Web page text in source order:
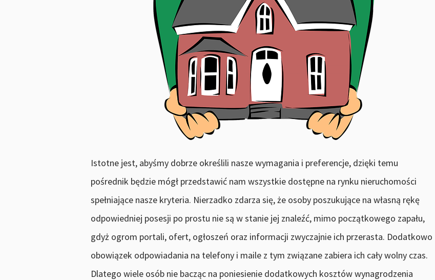
Istotne jest, abyśmy dobrze określili nasze wymagania i preferencje, dzięki temu
pośrednik będzie mógł przedstawić nam wszystkie dostępne na rynku nieruchomości
spełniające nasze kryteria. Nierzadko zdarza się, że osoby poszukujące na własną rękę
odpowiedniej posesji po prostu nie są w stanie jej znaleźć, mimo początkowego zapału,
gdyż ogrom portali, ofert, ogłoszeń oraz informacji zwyczajnie ich przerasta. Dodatkowo
obowiązek odpowiadania na telefony i maile z tym związane zabiera ich cały wolny czas.
Dlatego wiele osób nie bacząc na poniesienie dodatkowych kosztów wynagrodzenia